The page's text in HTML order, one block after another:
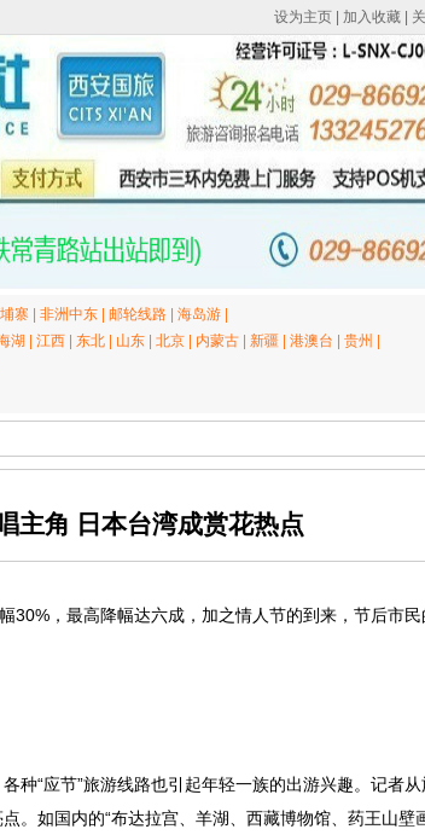
设为主页 加入收藏
寨 非洲中东 邮轮线路 海岛游
湖 江西 东北 山东 北京 内蒙古 新疆 港澳台 贵州
主角 日本台湾成赏花热点
30%，最高降幅达六成，加之情人节的到来，节后市
“应节”旅游线路也引起年轻一族的出游兴趣。记者从
。如国内的“布达拉宫、羊湖、西藏博物馆、药王山壁